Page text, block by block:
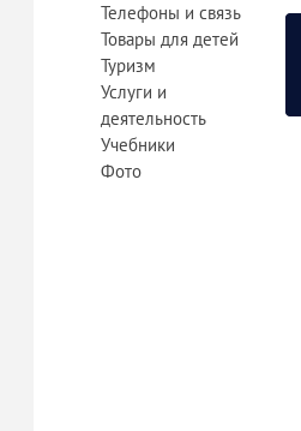
Телефоны и связь
Товары для детей
Туризм
Услуги и
деятельность
Учебники
Фото